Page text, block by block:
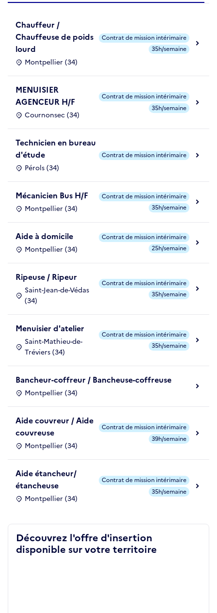
Chauffeur /
Chauffeuse de poids
lourd
Montpellier (34)
Contrat de mission intérimaire
35h/semaine
MENUISIER
AGENCEUR H/F
Cournonsec (34)
Contrat de mission intérimaire
35h/semaine
Technicien en bureau
d'étude
Pérols (34)
Contrat de mission intérimaire
Mécanicien Bus H/F
Montpellier (34)
Contrat de mission intérimaire
35h/semaine
Aide à domicile
Montpellier (34)
Contrat de mission intérimaire
25h/semaine
Ripeuse / Ripeur
Saint-Jean-de-Védas
(34)
Contrat de mission intérimaire
35h/semaine
Menuisier d'atelier
Saint-Mathieu-de-
Tréviers (34)
Contrat de mission intérimaire
35h/semaine
Bancheur-coffreur / Bancheuse-coffreuse
Montpellier (34)
Aide couvreur / Aide
couvreuse
Montpellier (34)
Contrat de mission intérimaire
39h/semaine
Aide étancheur/
étancheuse
Montpellier (34)
Contrat de mission intérimaire
35h/semaine
Découvrez l'offre d'insertion
disponible sur votre territoire